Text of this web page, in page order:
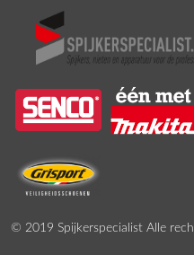
© 2019 Spijkerspecialist Alle